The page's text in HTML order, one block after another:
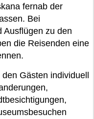
fernab der
Bei
Ausflügen zu den
die Reisenden eine
Gästen individuell